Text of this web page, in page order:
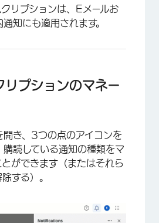
リプションは、Eメールお
知にも適用されます。
リプションのマネー
開き、3つの点のアイコンを
購読している通知の種類をマ
とができます（またはそれら
する）。